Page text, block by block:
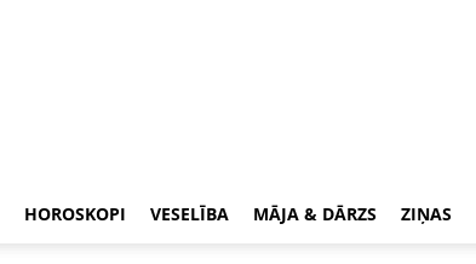
HOROSKOPI VESELĪBA MĀJA & DĀRZS ZIŅAS